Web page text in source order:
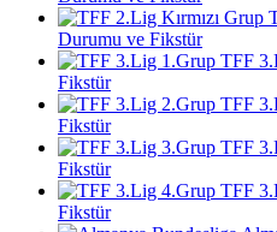
Durumu ve Fikstür
TFF
Fikstür
TFF
Fikstür
TFF
Fikstür
TFF
Fikstür